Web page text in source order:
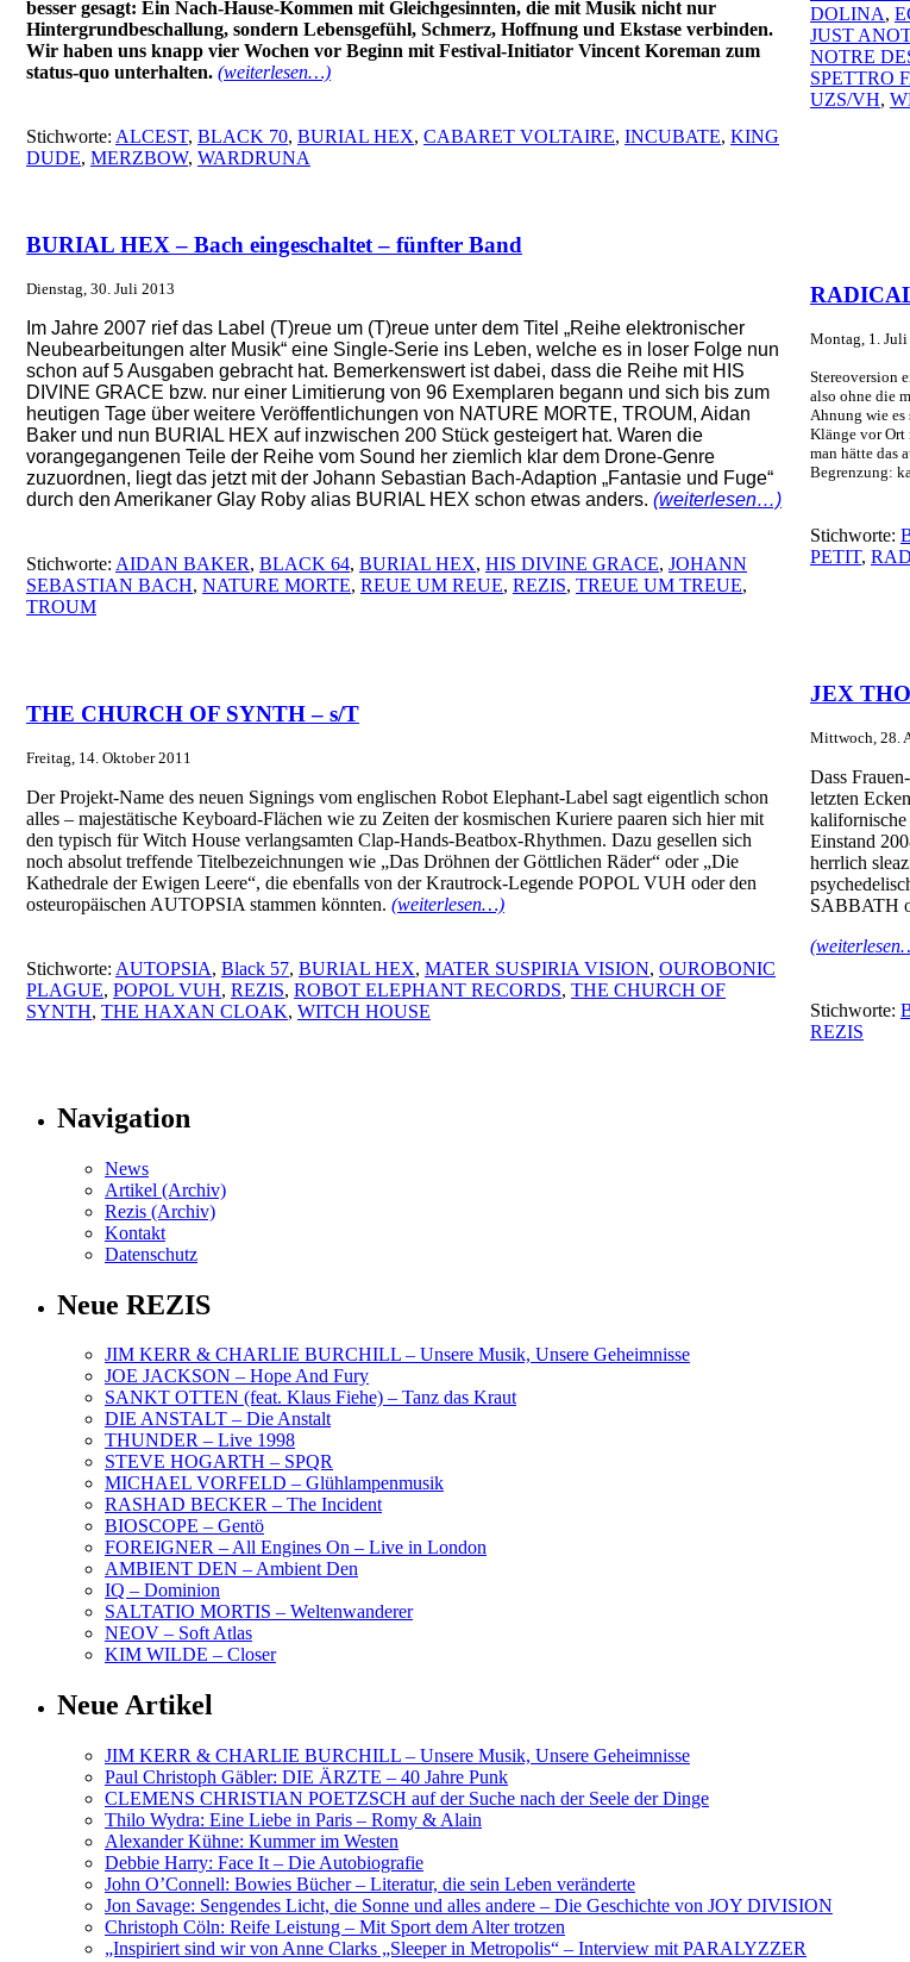
besser gesagt: Ein Nach-Hause-Kommen mit Gleichgesinnten, die mit Musik nicht nur
Hintergrundbeschallung, sondern Lebensgefühl, Schmerz, Hoffnung und Ekstase verbinden.
Wir haben uns knapp vier Wochen vor Beginn mit Festival-Initiator Vincent Koreman zum
status-quo unterhalten. (weiterlesen…)
Stichworte: ALCEST, BLACK 70, BURIAL HEX, CABARET VOLTAIRE, INCUBATE, KING
DUDE, MERZBOW, WARDRUNA
DOLINA,
JUST
NOTRE
SPETTRO
UZS/VH,
BURIAL HEX – Bach eingeschaltet – fünfter Band
Dienstag, 30. Juli 2013
Im Jahre 2007 rief das Label (T)reue um (T)reue unter dem Titel „Reihe elektronischer
Neubearbeitungen alter Musik“ eine Single-Serie ins Leben, welche es in loser Folge nun
schon auf 5 Ausgaben gebracht hat. Bemerkenswert ist dabei, dass die Reihe mit HIS
DIVINE GRACE bzw. nur einer Limitierung von 96 Exemplaren begann und sich bis zum
heutigen Tage über weitere Veröffentlichungen von NATURE MORTE, TROUM, Aidan
Baker und nun BURIAL HEX auf inzwischen 200 Stück gesteigert hat. Waren die
vorangegangenen Teile der Reihe vom Sound her ziemlich klar dem Drone-Genre
zuzuordnen, liegt das jetzt mit der Johann Sebastian Bach-Adaption „Fantasie und Fuge“
durch den Amerikaner Glay Roby alias BURIAL HEX schon etwas anders. (weiterlesen…)
Stichworte: AIDAN BAKER, BLACK 64, BURIAL HEX, HIS DIVINE GRACE, JOHANN
SEBASTIAN BACH, NATURE MORTE, REUE UM REUE, REZIS, TREUE UM TREUE,
TROUM
Montag, 1. Juli
Stereoversion
also ohne die
Ahnung wie
Klänge vor Ort
man hätte das
Begrenzung:
Stichworte:
PETIT,
THE CHURCH OF SYNTH – s/T
Freitag, 14. Oktober 2011
Der Projekt-Name des neuen Signings vom englischen Robot Elephant-Label sagt eigentlich schon
alles – majestätische Keyboard-Flächen wie zu Zeiten der kosmischen Kuriere paaren sich hier mit
den typisch für Witch House verlangsamten Clap-Hands-Beatbox-Rhythmen. Dazu gesellen sich
noch absolut treffende Titelbezeichnungen wie „Das Dröhnen der Göttlichen Räder“ oder „Die
Kathedrale der Ewigen Leere“, die ebenfalls von der Krautrock-Legende POPOL VUH oder den
osteuropäischen AUTOPSIA stammen könnten. (weiterlesen…)
Stichworte: AUTOPSIA, Black 57, BURIAL HEX, MATER SUSPIRIA VISION, OUROBONIC
PLAGUE, POPOL VUH, REZIS, ROBOT ELEPHANT RECORDS, THE CHURCH OF
SYNTH, THE HAXAN CLOAK, WITCH HOUSE
JEX
Mittwoch, 28.
Dass
letzten
Einstand
herrlich
SABBATH
Stichworte:
REZIS
Navigation
News
Artikel (Archiv)
Rezis (Archiv)
Kontakt
Datenschutz
Neue REZIS
JIM KERR & CHARLIE BURCHILL – Unsere Musik, Unsere Geheimnisse
JOE JACKSON – Hope And Fury
SANKT OTTEN (feat. Klaus Fiehe) – Tanz das Kraut
DIE ANSTALT – Die Anstalt
THUNDER – Live 1998
STEVE HOGARTH – SPQR
MICHAEL VORFELD – Glühlampenmusik
RASHAD BECKER – The Incident
BIOSCOPE – Gentö
FOREIGNER – All Engines On – Live in London
AMBIENT DEN – Ambient Den
IQ – Dominion
SALTATIO MORTIS – Weltenwanderer
NEOV – Soft Atlas
KIM WILDE – Closer
Neue Artikel
JIM KERR & CHARLIE BURCHILL – Unsere Musik, Unsere Geheimnisse
Paul Christoph Gäbler: DIE ÄRZTE – 40 Jahre Punk
CLEMENS CHRISTIAN POETZSCH auf der Suche nach der Seele der Dinge
Thilo Wydra: Eine Liebe in Paris – Romy & Alain
Alexander Kühne: Kummer im Westen
Debbie Harry: Face It – Die Autobiografie
John O’Connell: Bowies Bücher – Literatur, die sein Leben veränderte
Jon Savage: Sengendes Licht, die Sonne und alles andere – Die Geschichte von JOY DIVISION
Christoph Cöln: Reife Leistung – Mit Sport dem Alter trotzen
„Inspiriert sind wir von Anne Clarks „Sleeper in Metropolis“ – Interview mit PARALYZZER